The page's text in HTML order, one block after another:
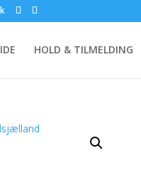
HOLD & TILMELDING